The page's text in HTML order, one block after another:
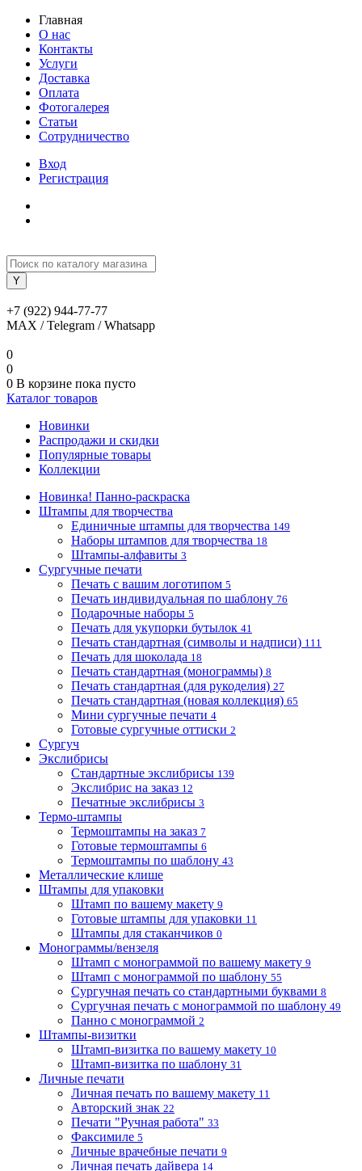
Главная
О нас
Контакты
Услуги
Доставка
Оплата
Фотогалерея
Статьи
Сотрудничество
Вход
Регистрация
+7 (922) 944-77-77
MAX / Telegram / Whatsapp
0
0
0 В корзине пока пусто
Каталог товаров
Новинки
Распродажи и скидки
Популярные товары
Коллекции
Новинка! Панно-раскраска
Штампы для творчества
Единичные штампы для творчества 149
Наборы штампов для творчества 18
Штампы-алфавиты 3
Сургучные печати
Печать с вашим логотипом 5
Печать индивидуальная по шаблону 76
Подарочные наборы 5
Печать для укупорки бутылок 41
Печать стандартная (символы и надписи) 111
Печать для шоколада 18
Печать стандартная (монограммы) 8
Печать стандартная (для рукоделия) 27
Печать стандартная (новая коллекция) 65
Мини сургучные печати 4
Готовые сургучные оттиски 2
Сургуч
Экслибрисы
Стандартные экслибрисы 139
Экслибрис на заказ 12
Печатные экслибрисы 3
Термо-штампы
Термоштампы на заказ 7
Готовые термоштампы 6
Термоштампы по шаблону 43
Металлические клише
Штампы для упаковки
Штамп по вашему макету 9
Готовые штампы для упаковки 11
Штампы для стаканчиков 0
Монограммы/вензеля
Штамп с монограммой по вашему макету 9
Штамп с монограммой по шаблону 55
Сургучная печать со стандартными буквами 8
Сургучная печать с монограммой по шаблону 49
Панно с монограммой 2
Штампы-визитки
Штамп-визитка по вашему макету 10
Штамп-визитка по шаблону 31
Личные печати
Личная печать по вашему макету 11
Авторский знак 22
Печати "Ручная работа" 33
Факсимиле 5
Личные врачебные печати 9
Личная печать дайвера 14